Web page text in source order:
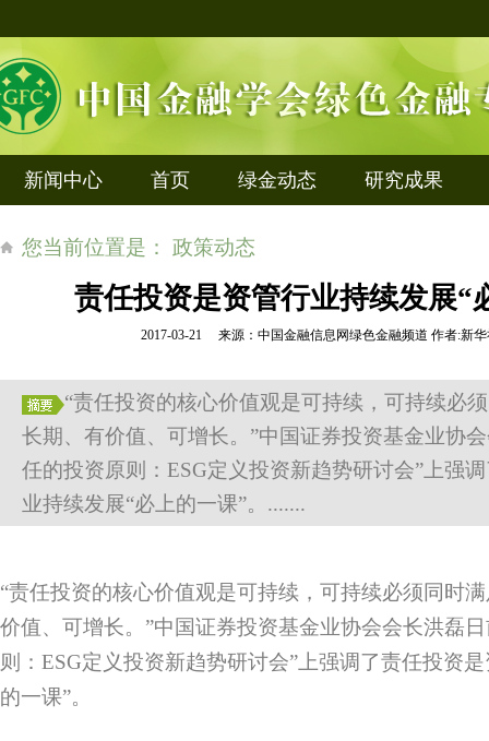
新闻中心 首页 绿金动态 研究成果
您当前位置是： 政策动态
责任投资是资管行业持续发展“
2017-03-21 来源：中国金融信息网绿色金融频道 作者:
“责任投资的核心价值观是可持续，可持续必
长期、有价值、可增长。”中国证券投资基金业协
任的投资原则：ESG定义投资新趋势研讨会”上强
业持续发展“必上的一课”。.......
“责任投资的核心价值观是可持续，可持续必须同时
价值、可增长。”中国证券投资基金业协会会长洪磊
则：ESG定义投资新趋势研讨会”上强调了责任投资
的一课”。